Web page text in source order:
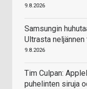
9.8.2026
Samsungin
Ultrasta
9.8.2026
Tim Culpan:
puhelinten siruja